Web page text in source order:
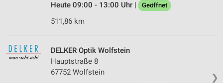
Heute 09:00 - 13:00 Uhr |
Geöffnet
511,86 km
❯
DELKER Optik Wolfstein
Hauptstraße 8
67752 Wolfstein